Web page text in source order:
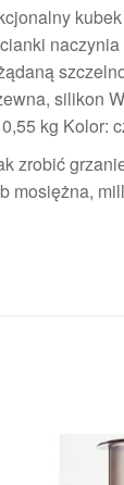
silikon
kg Kolor:
zrobić
mosiężna,